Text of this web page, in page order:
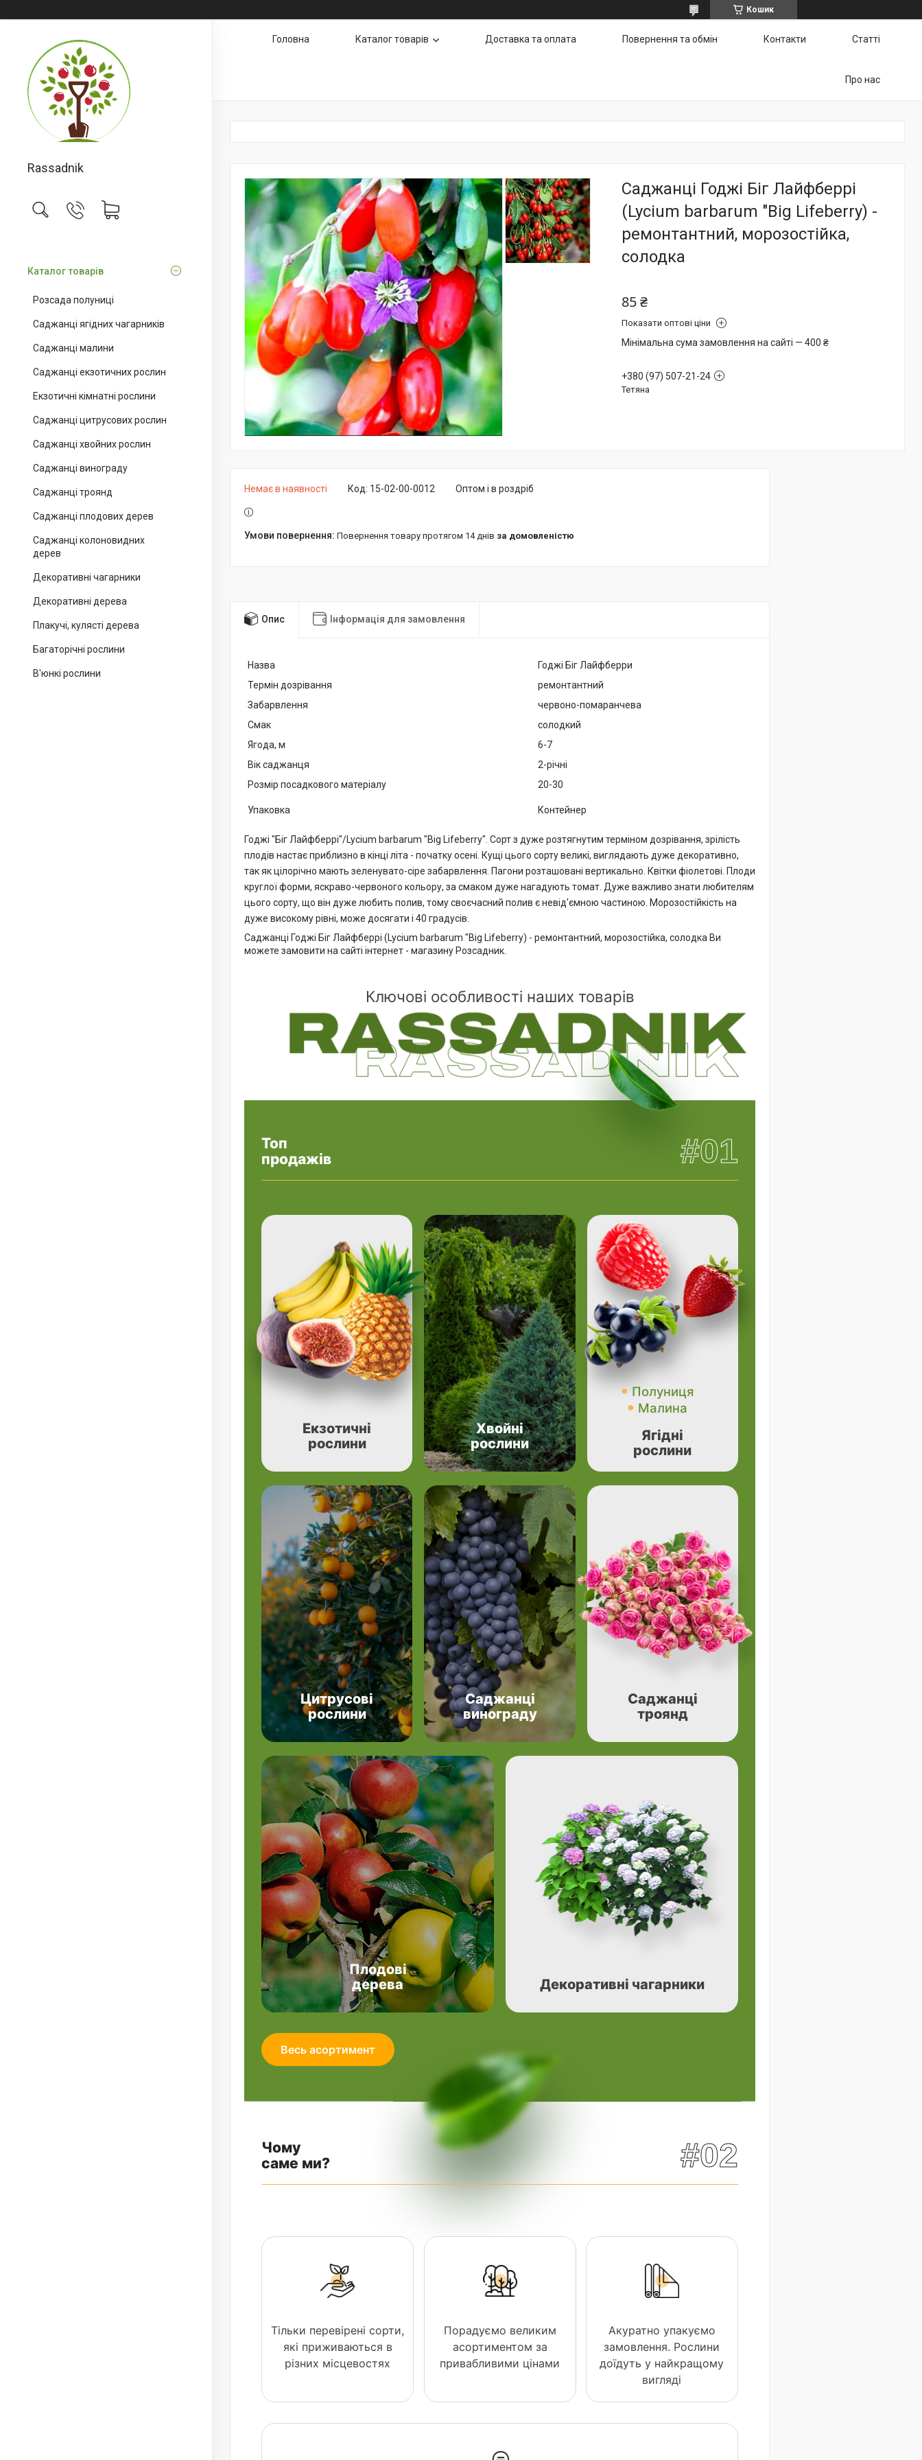
Кошик
Rassadnik
Каталог товарів
Розсада полуниці
Саджанці ягідних чагарників
Саджанці малини
Саджанці екзотичних рослин
Екзотичні кімнатні рослини
Саджанці цитрусових рослин
Саджанці хвойних рослин
Саджанці винограду
Саджанці троянд
Саджанці плодових дерев
Саджанці колоновидних
дерев
Декоративні чагарники
Декоративні дерева
Плакучі, кулясті дерева
Багаторічні рослини
В'юнкі рослини
Головна Каталог товарів Доставка та оплата Повернення та обмін Контакти Статті
Про нас
Саджанці Годжі Біг Лайфберрі
(Lycium barbarum "Big Lifeberry) -
ремонтантний, морозостійка,
солодка
85 ₴
Показати оптові ціни
Мінімальна сума замовлення на сайті — 400 ₴
+380 (97) 507-21-24
Тетяна
Немає в наявності Оптом і в роздріб
Код: 15-02-00-0012
повернення товару протягом 14 днів за домовленістю
Опис Інформація для замовлення
Назва
Годжі Біг Лайфберри
Термін дозрівання
ремонтантний
Забарвлення
червоно-помаранчева
Смак
солодкий
Ягода, м
6-7
Вік саджанця
2-річні
Розмір посадкового матеріалу
20-30
Упаковка Контейнер
Годжі "Біг Лайфберрі"/Lycium barbarum "Big Lifeberry". Сорт з дуже розтягнутим терміном дозрівання, зрілість
плодів настає приблизно в кінці літа - початку осені. Кущі цього сорту великі, виглядають дуже декоративно,
так як цілорічно мають зеленувато-сіре забарвлення. Пагони розташовані вертикально. Квітки фіолетові. Плоди
круглої форми, яскраво-червоного кольору, за смаком дуже нагадують томат. Дуже важливо знати любителям
цього сорту, що він дуже любить полив, тому своєчасний полив є невід'ємною частиною. Морозостійкість на
дуже високому рівні, може досягати і 40 градусів.
Саджанці Годжі Біг Лайфберрі (Lycium barbarum "Big Lifeberry) - ремонтантний, морозостійка, солодка Ви
можете замовити на сайті інтернет - магазину Розсадник.
Ключові особливості наших товарів
Топ
продажів
#01
Екзотичні
рослини
Хвойні
рослини
Полуниця
Малина
Ягідні
рослини
Цитрусові
рослини
Саджанці
винограду
Саджанці
троянд
Плодові
дерева
Декоративні чагарники
Весь асортимент
Чому
саме ми?
#02
Тільки перевірені сорти,
які приживаються в
різних місцевостях
Порадуємо великим
асортиментом за
привабливими цінами
Акуратно упакуємо
замовлення. Рослини
доїдуть у найкращому
вигляді